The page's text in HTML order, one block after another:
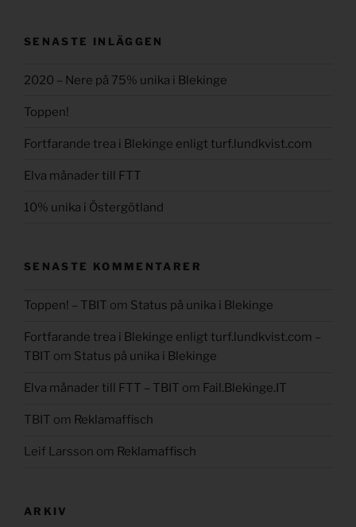
SENASTE INLÄGGEN
2020 – Nere på 75% unika i Blekinge
Toppen!
Fortfarande trea i Blekinge enligt turf.lundkvist.com
Elva månader till FTT
10% unika i Östergötland
SENASTE KOMMENTARER
Toppen! – TBIT om Status på unika i Blekinge
Fortfarande trea i Blekinge enligt turf.lundkvist.com –
TBIT om Status på unika i Blekinge
Elva månader till FTT – TBIT om Fail.Blekinge.IT
TBIT om Reklamaffisch
Leif Larsson om Reklamaffisch
ARKIV